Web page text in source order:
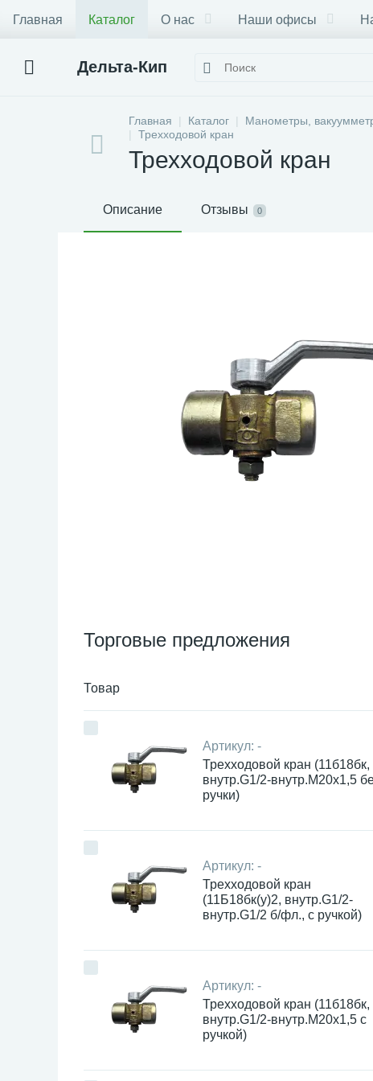
Главная Каталог О нас Наши офисы
Дельта-Кип
Главная Каталог Манометры,
Трехходовой кран
Трехходовой кран
Описание Отзывы 0
Торговые предложения
Товар
Артикул: -
Трехходовой кран (11б18бк,
внутр.G1/2-внутр.М20х1,5
ручки)
Артикул: -
Трехходовой кран
(11Б18бк(у)2, внутр.G1/2-
внутр.G1/2 б/фл., с ручкой)
Артикул: -
Трехходовой кран (11б18бк,
внутр.G1/2-внутр.М20х1,5 с
ручкой)